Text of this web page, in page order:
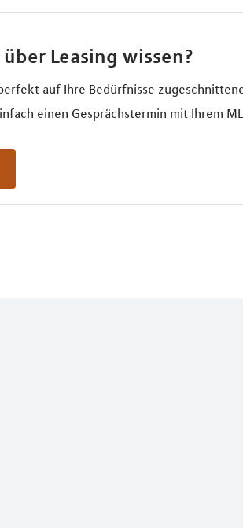
Leasing wissen?
auf Ihre Bedürfnisse
einen Gesprächstermin mit Ihrem